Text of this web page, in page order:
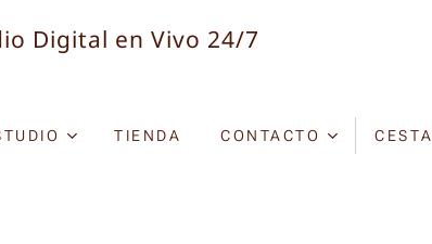
Digital en Vivo 24/7
TIENDA CONTACTO CESTA